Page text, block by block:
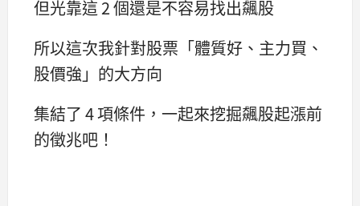
但光靠這 2 個還是不容易找出飆股
所以這次我針對股票「體質好、主力買、
股價強」的大方向
集結了 4 項條件，一起來挖掘飆股起漲前
的徵兆吧！